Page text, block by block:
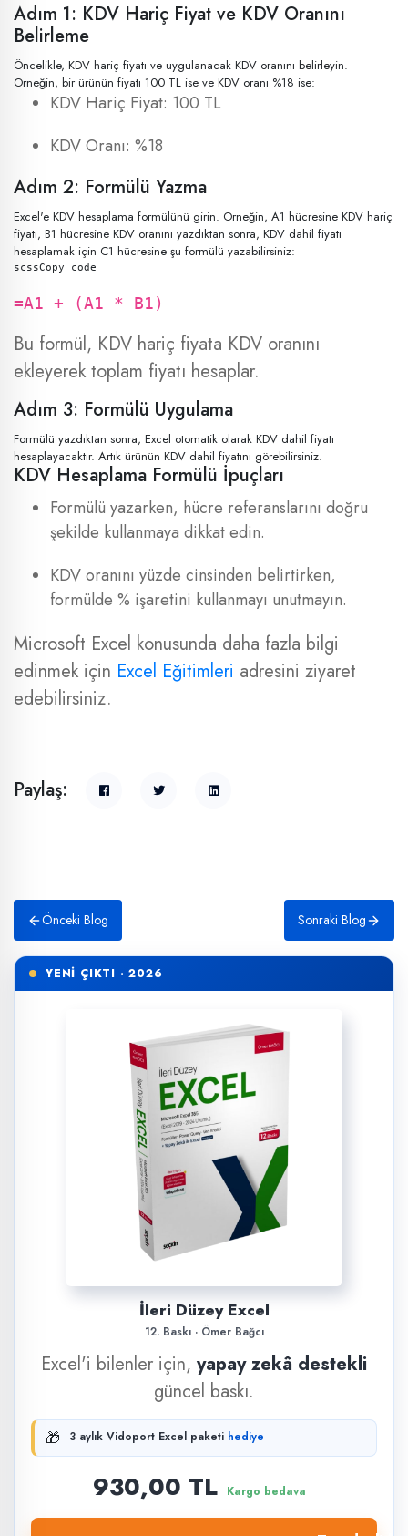
Adım 1: KDV Hariç Fiyat ve KDV Oranını
Belirleme
Öncelikle, KDV hariç fiyatı ve uygulanacak KDV oranını belirleyin.
Örneğin, bir ürünün fiyatı 100 TL ise ve KDV oranı %18 ise:
KDV Hariç Fiyat: 100 TL
KDV Oranı: %18
Adım 2: Formülü Yazma
Excel'e KDV hesaplama formülünü girin. Örneğin, A1 hücresine KDV hariç
fiyatı, B1 hücresine KDV oranını yazdıktan sonra, KDV dahil fiyatı
hesaplamak için C1 hücresine şu formülü yazabilirsiniz:
scssCopy code
=A1 + (A1 * B1)
Bu formül, KDV hariç fiyata KDV oranını
ekleyerek toplam fiyatı hesaplar.
Adım 3: Formülü Uygulama
Formülü yazdıktan sonra, Excel otomatik olarak KDV dahil fiyatı
hesaplayacaktır. Artık ürünün KDV dahil fiyatını görebilirsiniz.
KDV Hesaplama Formülü İpuçları
Formülü yazarken, hücre referanslarını doğru
şekilde kullanmaya dikkat edin.
KDV oranını yüzde cinsinden belirtirken,
formülde % işaretini kullanmayı unutmayın.
Microsoft Excel konusunda daha fazla bilgi
edinmek için Excel Eğitimleri adresini ziyaret
edebilirsiniz.
Paylaş:
Önceki Blog Sonraki Blog
YENİ ÇIKTI · 2026
İleri Düzey Excel
12. Baskı · Ömer Bağcı
Excel'i bilenler için, yapay zekâ destekli
güncel baskı.
🎁 3 aylık Vidoport Excel paketi hediye
930,00 TL Kargo bedava